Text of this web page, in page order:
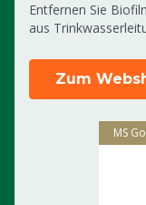
Entfernen Sie
aus
Zum
MS